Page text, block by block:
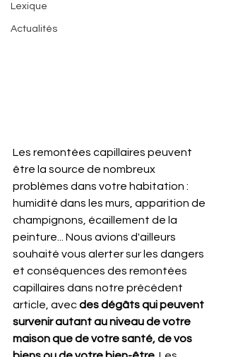
Lexique
Actualités
Les remontées capillaires peuvent
être la source de nombreux
problèmes dans votre habitation :
humidité dans les murs, apparition de
champignons, écaillement de la
peinture... Nous avions d'ailleurs
souhaité vous alerter sur les dangers
et conséquences des remontées
capillaires dans notre précédent
article, avec des dégâts qui peuvent
survenir autant au niveau de votre
maison que de votre santé, de vos